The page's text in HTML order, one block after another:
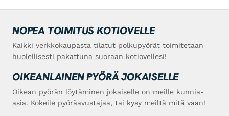
NOPEA TOIMITUS KOTIOVELLE
Kaikki verkkokaupasta tilatut polkupyörät toimitetaan
huolellisesti pakattuna suoraan kotiovellesi!
OIKEANLAINEN PYÖRÄ JOKAISELLE
Oikean pyörän löytäminen jokaiselle on meille kunnia-
asia. Kokeile pyöräavustajaa, tai kysy meiltä mitä vaan!